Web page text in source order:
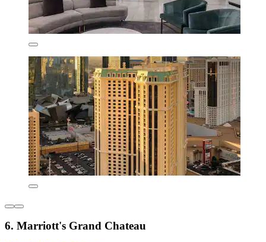
6. Marriott's Grand Chateau